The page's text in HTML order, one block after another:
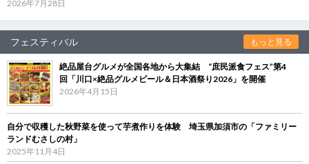
2026年7月28日
フェスティバル もっと見る
絶品屋台グルメが全国各地から大集結 “庶民派食フェス”第4
回「川口×絶品グルメビール＆日本酒祭り2026」を開催
2026年4月15日
自分で収穫した秋野菜を使って芋煮作りを体験 埼玉県加須市の「ファミリー
ランドむさしの村」
2025年11月4日